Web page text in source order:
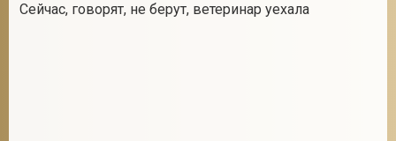
Сейчас, говорят, не берут, ветеринар уехала